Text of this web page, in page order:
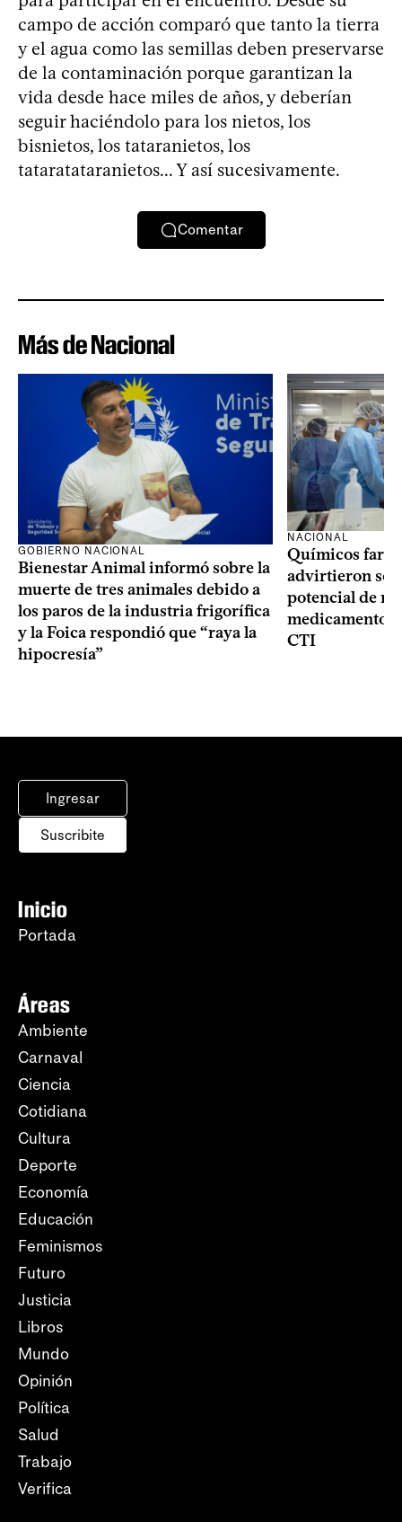
campo de acción comparó que tanto la tierra
y el agua como las semillas deben preservarse
de la contaminación porque garantizan la
vida desde hace miles de años, y deberían
seguir haciéndolo para los nietos, los
bisnietos, los tataranietos, los
tataratataranietos... Y así sucesivamente.
Comentar
Más de Nacional
GOBIERNO NACIONAL
Bienestar Animal informó sobre la
muerte de tres animales debido a
los paros de la industria frigorífica
y la Foica respondió que “raya la
hipocresía”
NACIONAL
Químicos
advirtieron
potencial de
medicamentos
CTI
Ingresar
Suscribite
Inicio
Portada
Áreas
Ambiente
Carnaval
Ciencia
Cotidiana
Cultura
Deporte
Economía
Educación
Feminismos
Futuro
Justicia
Libros
Mundo
Opinión
Política
Salud
Trabajo
Verifica